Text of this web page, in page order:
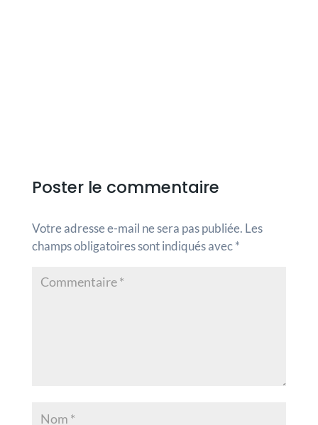
Poster le commentaire
Votre adresse e-mail ne sera pas publiée. Les
champs obligatoires sont indiqués avec*